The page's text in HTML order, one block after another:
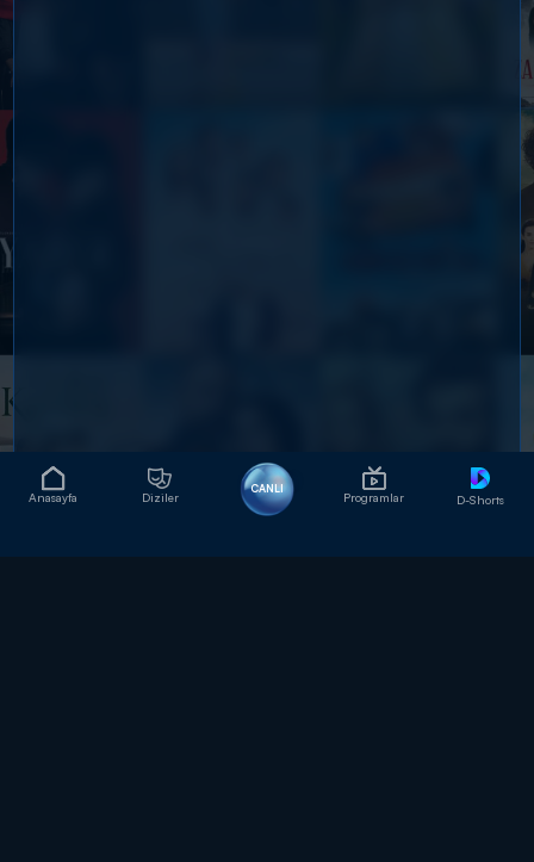
Anasayfa Diziler
CANLI
Programlar D-Shorts